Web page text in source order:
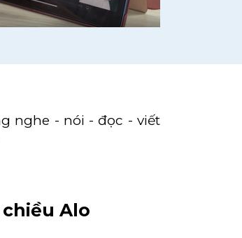
nghe - nói - đọc - viết
Alo